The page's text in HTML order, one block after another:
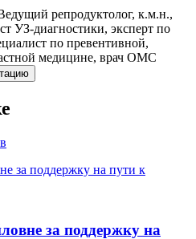
репродуктолог, к.м.н.,
УЗ-диагностики, эксперт по
по превентивной,
медицине, врач ОМС
за поддержку на